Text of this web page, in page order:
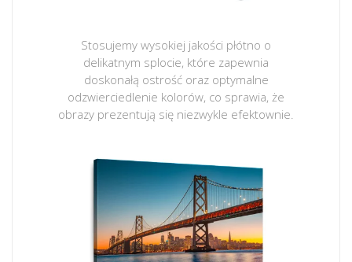
Stosujemy wysokiej jakości płótno o
delikatnym splocie, które zapewnia
doskonałą ostrość oraz optymalne
odzwierciedlenie kolorów, co sprawia, że
obrazy prezentują się niezwykle efektownie.